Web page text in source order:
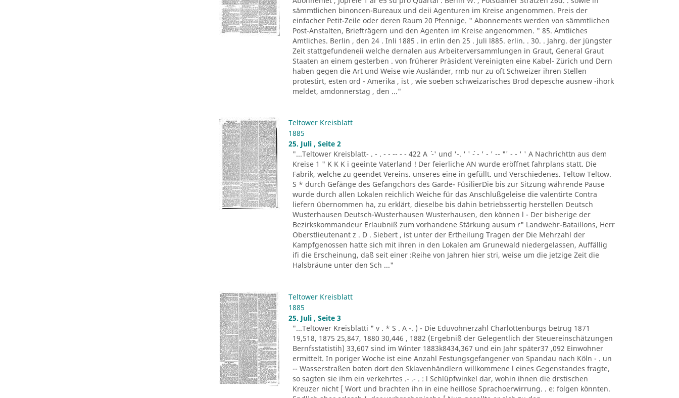
sämmtlichen binoncen-Bureaux und deii Agenturen im Kreise angenommen. Preis der
einfacher Petit-Zeile oder deren Raum 20 Pfennige. " Abonnements werden von sämmtlichen
Post-Anstalten, Briefträgern und den Agenten im Kreise angenommen. " 85. Amtliches
Amtliches. Berlin , den 24 . Inli 1885 . in erlin den 25 . Juli l885. erlin. . 30. . Jahrg. der jüngster
Zeit stattgefundeneii welche dernalen aus Arbeiterversammlungen in Graut, General Graut
Staaten an einem gesterben . von früherer Präsident Vereinigten eine Kabel- Zürich und Dern
haben gegen die Art und Weise wie Ausländer, rmb nur zu oft Schweizer ihren Stellen
protestirt, esten ord - Amerika , ist , wie soeben schweizarisches Brod depesche ausnew -ihork
meldet, amdonnerstag , den ..."
Teltower Kreisblatt
1885
25. Juli , Seite 2
"...Teltower Kreisblatt- . - . - - -- - - 422 A ´ -' und '-. ' ' ´- - ' - ' -- "' - - ' ' A Nachrichttn aus dem
Kreise 1 " K K K i geeinte Vaterland ! Der feierliche AN wurde eröffnet fahrplans statt. Die
Fabrik, welche zu geendet Vereins. unseres eine in gefüllt. und Verschiedenes. Teltow Teltow.
S * durch Gefänge des Gefangchors des Garde- FüsilierDie bis zur Sitzung währende Pause
wurde durch allen Lokalen reichlich Weiche für das Anschlußgeleise die valentirte Contra
liefern übernommen ha, zu erklärt, dieselbe bis dahin betriebssertig herstellen Deutsch
Wusterhausen Deutsch-Wusterhausen Wusterhausen, den können l - Der bisherige der
Bezirkskommandeur Erlaubniß zum vorhandene Stärkung ausum r" Landwehr-Bataillons, Herr
Oberstlieutenant z . D . Siebert , ist unter der Ertheilung Tragen der Die Mehrzahl der
Kampfgenossen hatte sich mit ihren in den Lokalen am Grunewald niedergelassen, Auffällig
ifi die Erscheinung, daß seit einer :Reihe von Jahren hier stri, weise um die jetzige Zeit die
Halsbräune unter den Sch ..."
Teltower Kreisblatt
1885
25. Juli , Seite 3
"...Teltower Kreisblatti " v . * S . A -. ) - Die Eduvohnerzahl Charlottenburgs betrug 1871
19,518, 1875 25,847, 1880 30,446 , 1882 (Ergebniß der Gelegentlich der Steuereinschätzungen
Bernfsstatistih) 33,607 sind im Winter 1883k8434,367 und ein Jahr später37 ,092 Einwohner
ermittelt. In poriger Woche ist eine Anzahl Festungsgefangener von Spandau nach Köln - . un
-- Wasserstraßen boten dort den Sklavenhändlern willkommene l eines Gegenstandes fragte,
so sagten sie ihm ein verkehrtes .- .- . : l Schlüpfwinkel dar, wohin ihnen die drstischen
Kreuzer nicht [ Wort und brachten ihn in eine heillose Sprachoerwirrung. . e: folgen könnten.